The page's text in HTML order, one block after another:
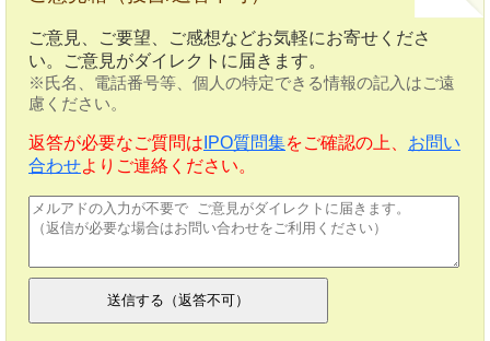
ご意見、ご要望、ご感想などお気軽にお寄せくださ
い。ご意見がダイレクトに届きます。
※氏名、電話番号等、個人の特定できる情報の記入はご遠
慮ください。
返答が必要なご質問は IPO質問集をご確認の上、 お問い
合わせよりご連絡ください。